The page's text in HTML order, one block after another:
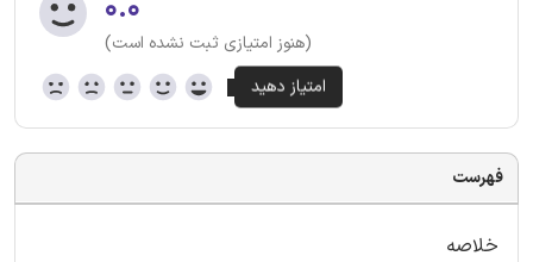
۰.۰
(هنوز امتیازی ثبت نشده است)
فهرست
خلاصه